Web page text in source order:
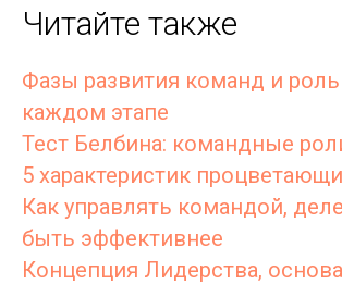
Читайте также
Фазы развития команд и
каждом этапе
Тест Белбина: командные
5 характеристик
Как управлять командой,
быть эффективнее
Концепция Лидерства,